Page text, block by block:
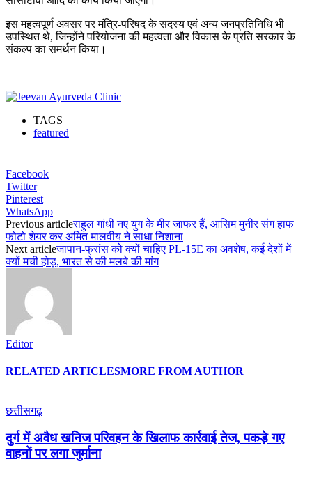
इस महत्वपूर्ण अवसर पर मंत्रि-परिषद के सदस्य एवं अन्य जनप्रतिनिधि भी
उपस्थित थे, जिन्होंने परियोजना की महत्वता और विकास के प्रति सरकार के
संकल्प का समर्थन किया।
TAGS
featured
Facebook
Twitter
Pinterest
WhatsApp
Previous articleराहुल गांधी नए युग के मीर जाफर हैं, आसिम मुनीर संग हाफ
फोटो शेयर कर अमित मालवीय ने साधा निशाना
Next articleजापान-फ्रांस को क्यों चाहिए PL-15E का अवशेष, कई देशों में
क्यों मची होड़, भारत से की मलबे की मांग
Editor
RELATED ARTICLESMORE FROM AUTHOR
छत्तीसगढ़
दुर्ग में अवैध खनिज परिवहन के खिलाफ कार्रवाई तेज, पकड़े गए
वाहनों पर लगा जुर्माना